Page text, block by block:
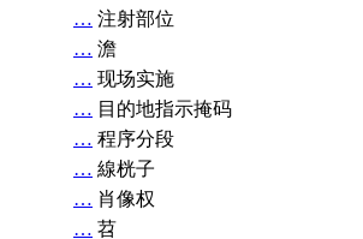
… 注射部位
… 澹
… 现场实施
… 目的地指示掩码
… 程序分段
… 線桄子
… 肖像权
… 苕